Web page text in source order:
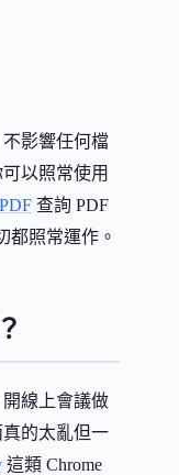
影響任何檔
以照常使用
查詢 PDF
都照常運作。
開線上會議做
的太亂但一
這類 Chrome